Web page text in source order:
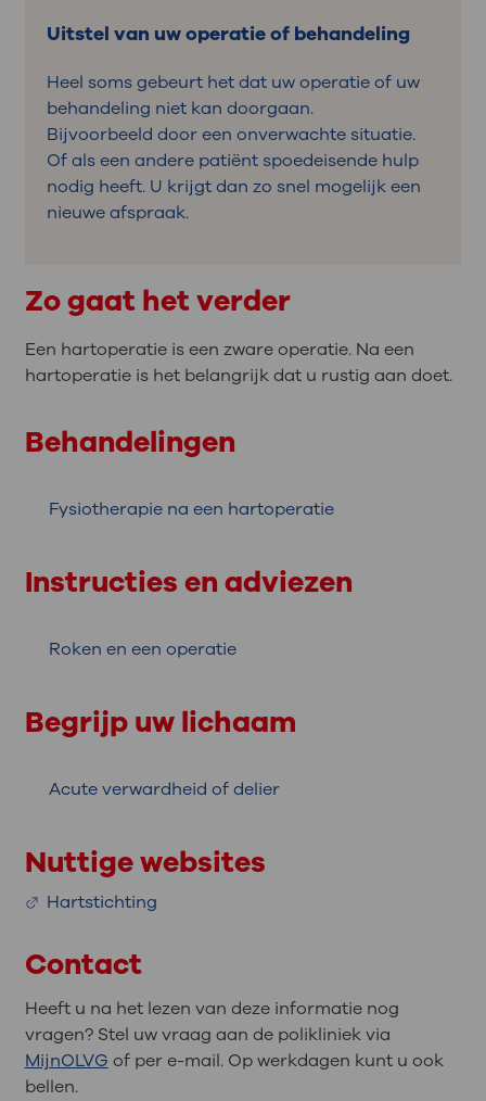
Uitstel van uw operatie of behandeling
Heel soms gebeurt het dat uw operatie of uw
behandeling niet kan doorgaan.
Bijvoorbeeld door een onverwachte situatie.
Of als een andere patiënt spoedeisende hulp
nodig heeft. U krijgt dan zo snel mogelijk een
nieuwe afspraak.
Zo gaat het verder
Een hartoperatie is een zware operatie. Na een
hartoperatie is het belangrijk dat u rustig aan doet.
Behandelingen
Fysiotherapie na een hartoperatie
Instructies en adviezen
Roken en een operatie
Begrijp uw lichaam
Acute verwardheid of delier
Nuttige websites
Hartstichting
Contact
Heeft u na het lezen van deze informatie nog
vragen? Stel uw vraag aan de polikliniek via
MijnOLVG of per e-mail. Op werkdagen kunt u ook
bellen.